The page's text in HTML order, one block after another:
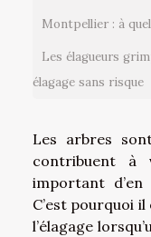
Montpellier : à
Les élagueurs
élagage sans risque
Les arbres
contribuent à
important
C’est pourquoi
l’élagage